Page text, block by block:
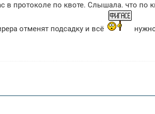
протоколе по квоте. Слышала. что по
отменят подсадку и всё